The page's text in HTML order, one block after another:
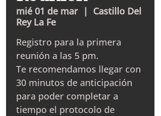
mié 01 de mar
  |
Castillo Del
Rey La Fe
Registro para la primera
reunión a las 5 pm.
Te recomendamos llegar con
30 minutos de anticipación
para poder completar a
tiempo el protocolo de